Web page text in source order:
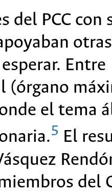
del PCC
(órgano
el tema
5 El
del